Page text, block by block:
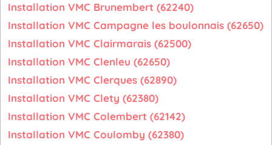
Installation VMC Brunembert (62240)
Installation VMC Campagne les boulonnais (62650)
Installation VMC Clairmarais (62500)
Installation VMC Clenleu (62650)
Installation VMC Clerques (62890)
Installation VMC Clety (62380)
Installation VMC Colembert (62142)
Installation VMC Coulomby (62380)